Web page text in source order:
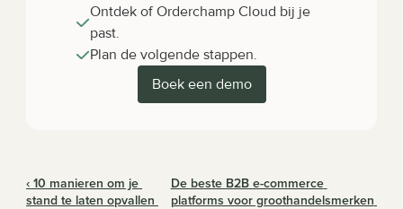
Ontdek of Orderchamp Cloud bij je
past.
Plan de volgende stappen.
Boek een demo
‹ 10 manieren om je
stand te laten opvallen
De beste B2B e-commerce
platforms voor groothandelsmerken